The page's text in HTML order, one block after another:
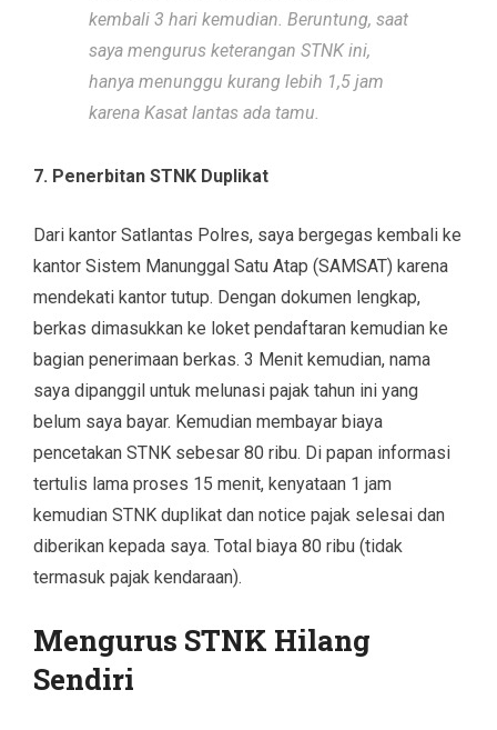
kembali 3 hari kemudian. Beruntung, saat
saya mengurus keterangan STNK ini,
hanya menunggu kurang lebih 1,5 jam
karena Kasat lantas ada tamu.
7. Penerbitan STNK Duplikat
Dari kantor Satlantas Polres, saya bergegas kembali ke
kantor Sistem Manunggal Satu Atap (SAMSAT) karena
mendekati kantor tutup. Dengan dokumen lengkap,
berkas dimasukkan ke loket pendaftaran kemudian ke
bagian penerimaan berkas. 3 Menit kemudian, nama
saya dipanggil untuk melunasi pajak tahun ini yang
belum saya bayar. Kemudian membayar biaya
pencetakan STNK sebesar 80 ribu. Di papan informasi
tertulis lama proses 15 menit, kenyataan 1 jam
kemudian STNK duplikat dan notice pajak selesai dan
diberikan kepada saya. Total biaya 80 ribu (tidak
termasuk pajak kendaraan).
Mengurus STNK Hilang
Sendiri